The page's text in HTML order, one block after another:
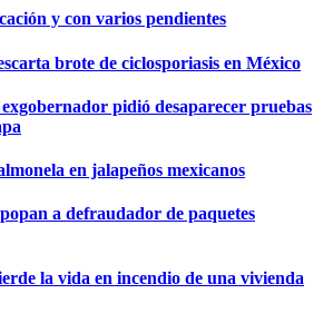
y con varios pendientes
brote de ciclosporiasis en México
pidió desaparecer pruebas
en jalapeños mexicanos
a defraudador de paquetes
la vida en incendio de una vivienda